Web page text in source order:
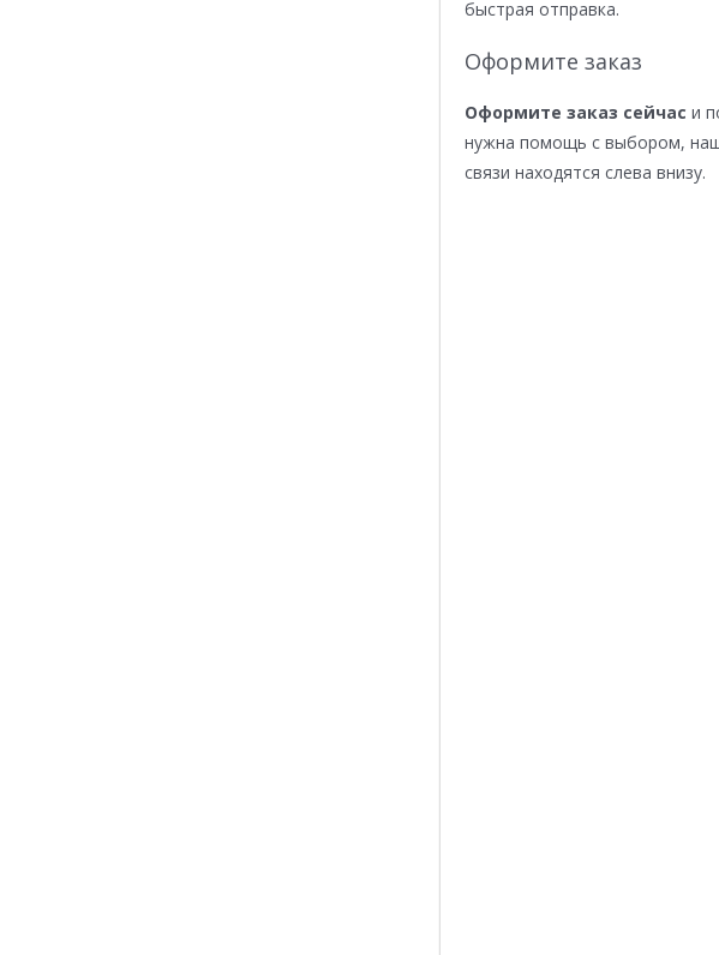
быстрая отправка.
Оформите заказ
Оформите заказ сейчас и
нужна помощь с выбором,
связи находятся слева внизу.